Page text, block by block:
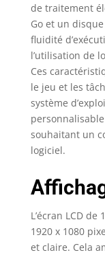
de traitement
Go et un
fluidité
l’utilisation de
Ces
le jeu et les
système
souhaitant un
logiciel.
L’écran LCD
1920 x 1080
et claire. Cela